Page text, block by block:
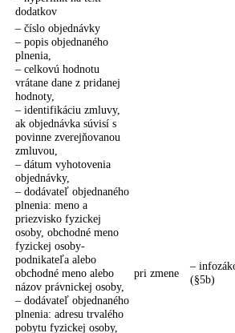
dodatkov
– číslo objednávky
– popis objednaného
plnenia,
– celkovú hodnotu
vrátane dane z pridanej
hodnoty,
– identifikáciu zmluvy,
ak objednávka súvisí s
povinne zverejňovanou
zmluvou,
– dátum vyhotovenia
objednávky,
– dodávateľ objednaného
plnenia: meno a
priezvisko fyzickej
osoby, obchodné meno
fyzickej osoby-
podnikateľa alebo
obchodné meno alebo
názov právnickej osoby,
– dodávateľ objednaného
plnenia: adresu trvalého
pobytu fyzickej osoby,
pri zmene
–
(§5b)